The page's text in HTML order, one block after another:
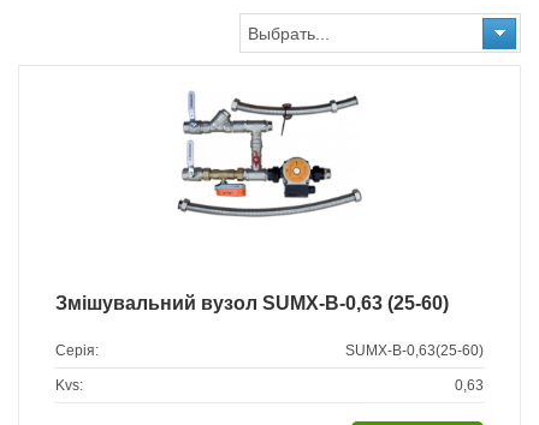
лятор
Выбрать...
Змішувальний вузол SUMX-B-0,63 (25-60)
Серія: SUMX-B-0,63(25-60)
Kvs: 0,63